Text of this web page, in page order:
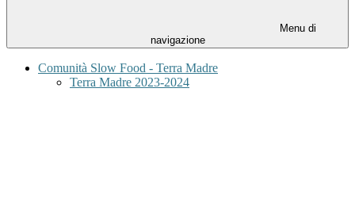
Menu di
navigazione
Comunità Slow Food - Terra Madre
Terra Madre 2023-2024